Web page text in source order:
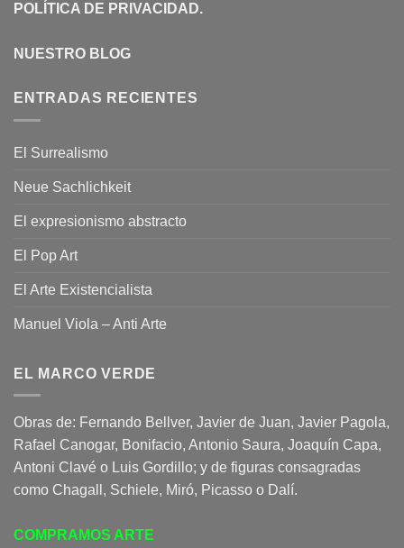
POLÍTICA DE PRIVACIDAD.
NUESTRO BLOG
ENTRADAS RECIENTES
El Surrealismo
Neue Sachlichkeit
El expresionismo abstracto
El Pop Art
El Arte Existencialista
Manuel Viola – Anti Arte
EL MARCO VERDE
Obras de: Fernando Bellver, Javier de Juan, Javier Pagola,
Rafael Canogar, Bonifacio, Antonio Saura, Joaquín Capa,
Antoni Clavé o Luis Gordillo; y de figuras consagradas
como Chagall, Schiele, Miró, Picasso o Dalí.
COMPRAMOS ARTE